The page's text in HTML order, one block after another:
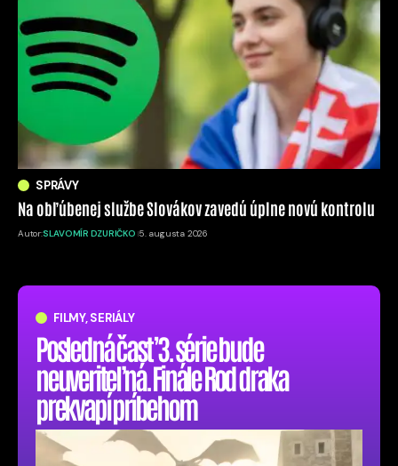
FILMY, SERIÁLY
Posledná časť 3. série bude
neuveriteľná. Finále Rod draka
prekvapí príbehom
SPRÁVY
Na obľúbenej službe Slovákov zavedú úplne novú kontrolu
Autor:SLAVOMÍR DZURIČKO 5. augusta 2026